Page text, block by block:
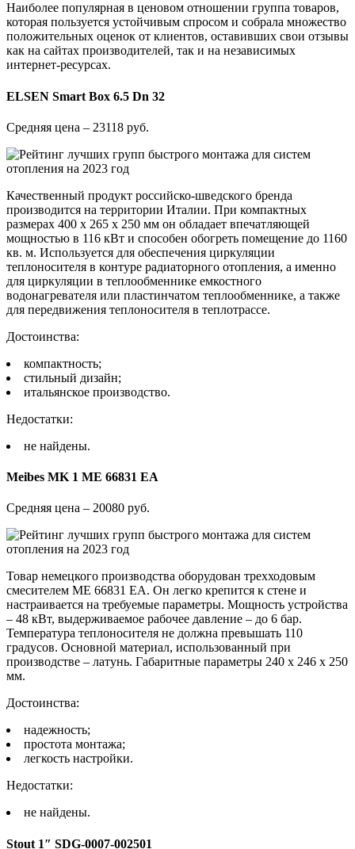
Наиболее популярная в ценовом отношении группа товаров,
которая пользуется устойчивым спросом и собрала множество
положительных оценок от клиентов, оставивших свои отзывы
как на сайтах производителей, так и на независимых
интернет-ресурсах.
ELSEN Smart Box 6.5 Dn 32
Средняя цена – 23118 руб.
Качественный продукт российско-шведского бренда
производится на территории Италии. При компактных
размерах 400 х 265 х 250 мм он обладает впечатляющей
мощностью в 116 кВт и способен обогреть помещение до 1160
кв. м. Используется для обеспечения циркуляции
теплоносителя в контуре радиаторного отопления, а именно
для циркуляции в теплообменнике емкостного
водонагревателя или пластинчатом теплообменнике, а также
для передвижения теплоносителя в теплотрассе.
Достоинства:
компактность;
стильный дизайн;
итальянское производство.
Недостатки:
не найдены.
Meibes MK 1 ME 66831 EA
Средняя цена – 20080 руб.
Товар немецкого производства оборудован трехходовым
смесителем ME 66831 EA. Он легко крепится к стене и
настраивается на требуемые параметры. Мощность устройства
– 48 кВт, выдерживаемое рабочее давление – до 6 бар.
Температура теплоносителя не должна превышать 110
градусов. Основной материал, использованный при
производстве – латунь. Габаритные параметры 240 x 246 x 250
мм.
Достоинства:
надежность;
простота монтажа;
легкость настройки.
Недостатки:
не найдены.
Stout 1″ SDG-0007-002501